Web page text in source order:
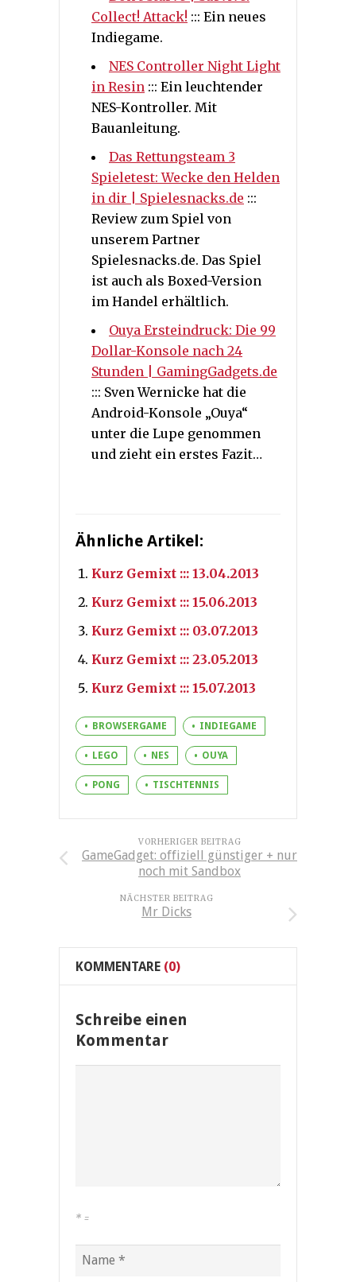
Collect! Attack! ::: Ein neues
Indiegame.
NES Controller Night Light
in Resin ::: Ein leuchtender
NES-Kontroller. Mit
Bauanleitung.
Das Rettungsteam 3
Spieletest: Wecke den Helden
in dir | Spielesnacks.de :::
Review zum Spiel von
unserem Partner
Spielesnacks.de. Das Spiel
ist auch als Boxed-Version
im Handel erhältlich.
Ouya Ersteindruck: Die 99
Dollar-Konsole nach 24
Stunden | GamingGadgets.de
::: Sven Wernicke hat die
Android-Konsole „Ouya“
unter die Lupe genommen
und zieht ein erstes Fazit…
Ähnliche Artikel:
Kurz Gemixt ::: 13.04.2013
Kurz Gemixt ::: 15.06.2013
Kurz Gemixt ::: 03.07.2013
Kurz Gemixt ::: 23.05.2013
Kurz Gemixt ::: 15.07.2013
BROWSERGAME INDIEGAME
LEGO NES OUYA
PONG TISCHTENNIS
VORHERIGER BEITRAG
GameGadget: offiziell günstiger + nur
noch mit Sandbox
NÄCHSTER BEITRAG
Mr Dicks
KOMMENTARE (0)
Schreibe einen
Kommentar
* =